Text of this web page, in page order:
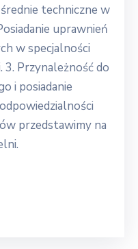
techniczne w
uprawnień
w specjalności
Przynależność do
i posiadanie
przedstawimy na